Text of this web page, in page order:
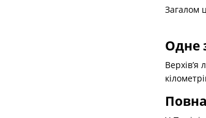
Загалом
Одне